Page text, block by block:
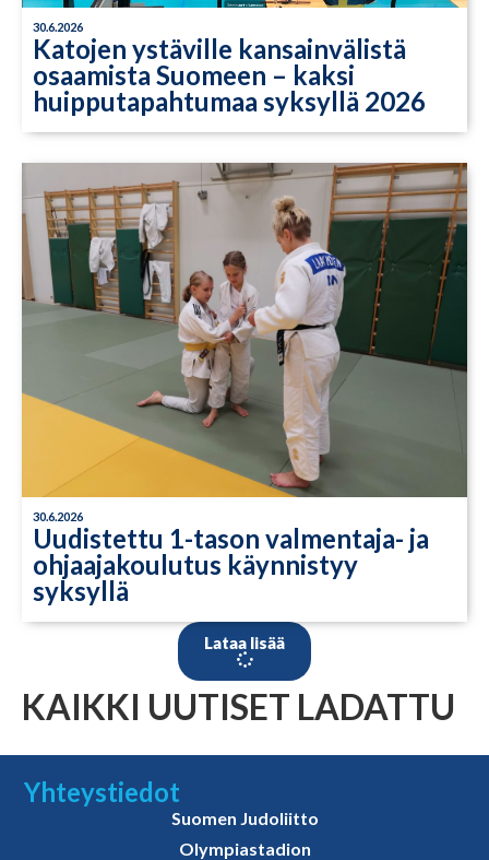
30.6.2026
Katojen ystäville kansainvälistä
osaamista Suomeen – kaksi
huipputapahtumaa syksyllä 2026
30.6.2026
Uudistettu 1-tason valmentaja- ja
ohjaajakoulutus käynnistyy
syksyllä
Lataa lisää
KAIKKI UUTISET LADATTU
Yhteystiedot
Suomen Judoliitto
Olympiastadion